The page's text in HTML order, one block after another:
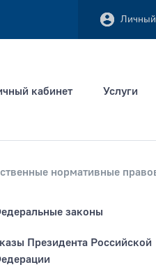
Личный
кабинет Услуги
нормативные
законы
Президента Российской